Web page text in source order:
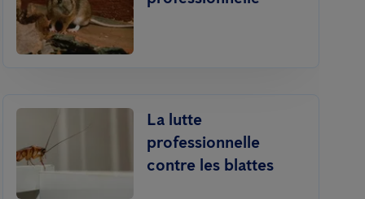
La lutte
professionnelle
contre les blattes